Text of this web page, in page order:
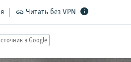
Читать без VPN
в Google